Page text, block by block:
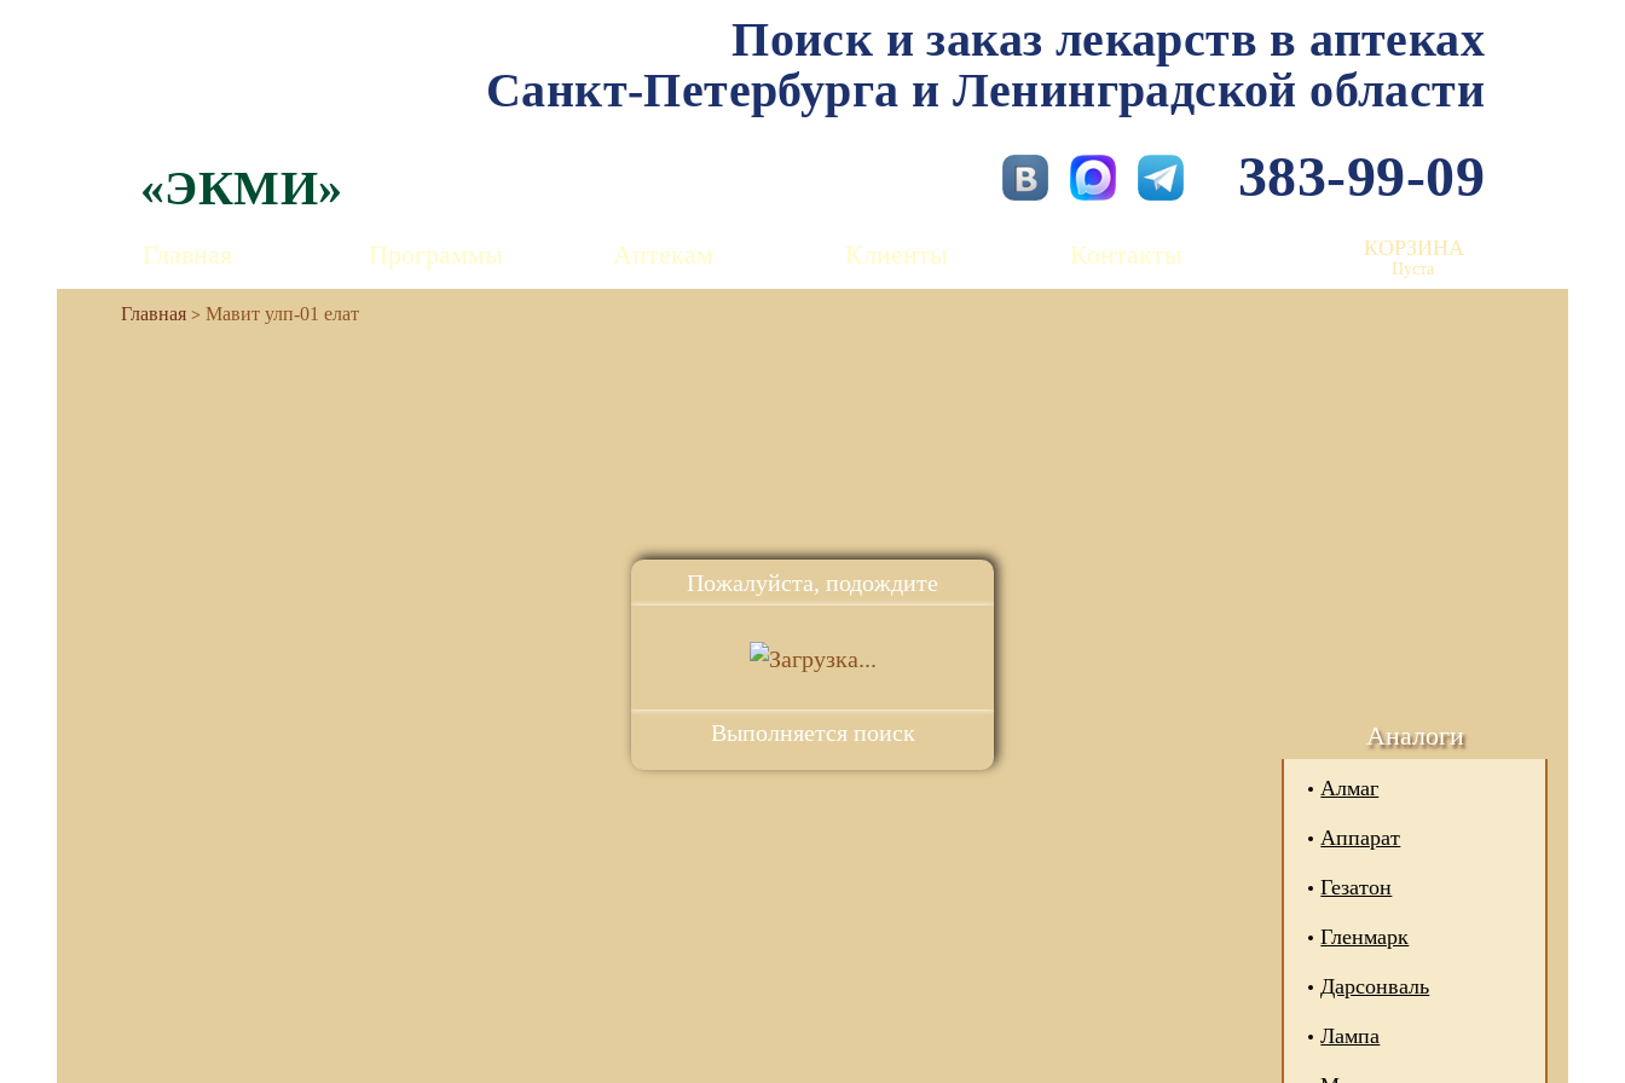
Пожалуйста, подождите
Выполняется поиск
Поиск и заказ лекарств в аптеках
Санкт-Петербурга и Ленинградской области
383-99-09
«ЭКМИ»
Главная Программы Аптекам Клиенты Контакты КОРЗИНА
Пуста
Мавит улп-01 елат
Аналоги
Алмаг
Аппарат
Гезатон
Гленмарк
Дарсонваль
Лампа